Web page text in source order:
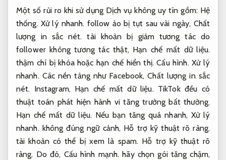
Một số rủi ro khi sử dụng Dịch vụ không uy tín gồm: Hệ
thống. Xử lý nhanh. follow ảo bị tụt sau vài ngày, Chất
lượng in sắc nét. tài khoản bị giảm tương tác do
follower không tương tác thật, Hạn chế mất dữ liệu.
thậm chí bị khóa hoặc hạn chế hiển thị.Cấu hình. Xử lý
nhanh.Các nền tảng như Facebook,Chất lượng in sắc
nét. Instagram, Hạn chế mất dữ liệu.TikTok đều có
thuật toán phát hiện hành vi tăng trưởng bất thường.
Hạn chế mất dữ liệu.Nếu bạn tăng quá nhanh, Xử lý
nhanh.không đúng ngữ cảnh, Hỗ trợ kỹ thuật rõ ràng.
tài khoản có thể bị xem là spam. Hỗ trợ kỹ thuật rõ
ràng. Do đó, Cấu hình mạnh. hãy chọn gói tăng chậm,